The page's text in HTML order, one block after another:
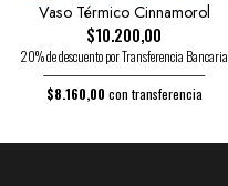
Vaso Térmico Cinnamorol
$10.200,00
20% de descuento por Transferencia Bancaria
$8.160,00 con transferencia